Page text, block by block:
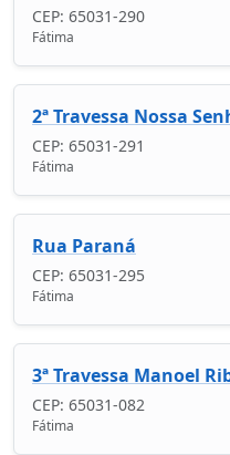
CEP: 65031-290
Fátima
2ª Travessa Nossa
CEP: 65031-291
Fátima
Rua Paraná
CEP: 65031-295
Fátima
3ª Travessa Manoel
CEP: 65031-082
Fátima